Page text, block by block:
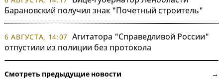
Барановский получил знак "Почетный строитель"
6 АВГУСТА, 14:07 Агитатора "Справедливой России"
отпустили из полиции без протокола
Смотреть предыдущие новости →